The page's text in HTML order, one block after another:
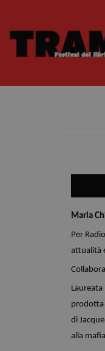
Maria
Per
attualità
prodotta
di
alla